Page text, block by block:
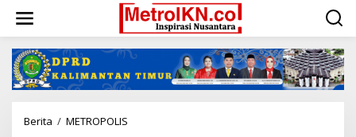
konten
Berita / METROPOLIS